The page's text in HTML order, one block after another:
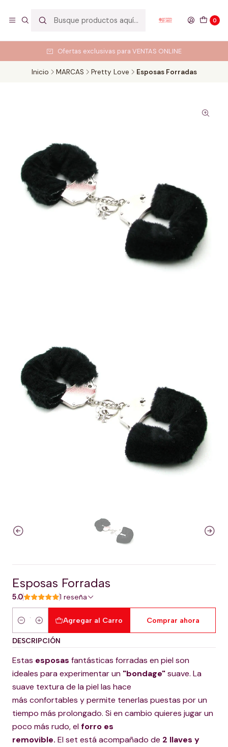
0
Ofertas exclusivas para VENTAS ONLINE
Inicio MARCAS Pretty Love Esposas Forradas
Esposas Forradas
5.0 1 reseña
Cantidad
Agregar al Carro Comprar ahora
DESCRIPCIÓN
Estas esposas fantásticas forradas en piel son
ideales para experimentar un "bondage"suave. La
suave textura de la piel las hace
más confortables y permite tenerlas puestas por un
tiempo más prolongado. Si en cambio quieres jugar un
poco más rudo, elforro es
removible. El set está acompañado de 2 llaves y